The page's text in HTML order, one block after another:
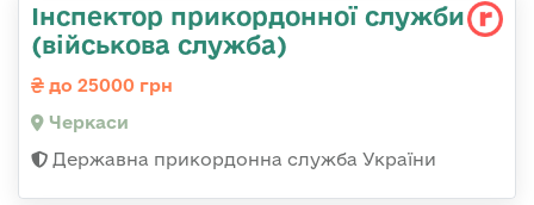
Інспектор прикордонної служби
(військова служба)
до 25000 грн
Черкаси
Державна прикордонна служба України